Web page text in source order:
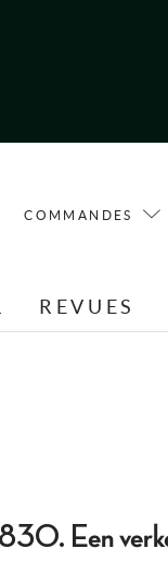
COMMANDES
REVUES
Een